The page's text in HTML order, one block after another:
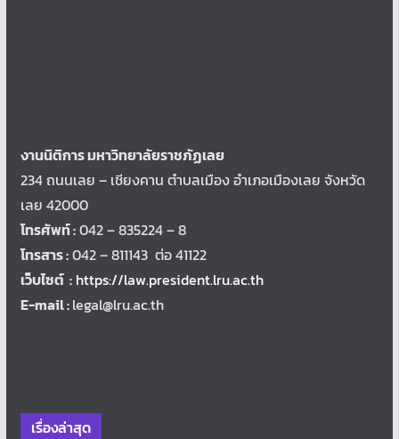
งานนิติการ มหาวิทยาลัยราชภัฏเลย
234 ถนนเลย – เชียงคาน ตำบลเมือง อำเภอเมืองเลย จังหวัด
เลย 42000
โทรศัพท์ :042 – 835224 – 8
โทรสาร :042 – 811143 ต่อ 41122
เว็บไซต์ : https://law.president.lru.ac.th
E-mail :legal@lru.ac.th
เรื่องล่าสุด